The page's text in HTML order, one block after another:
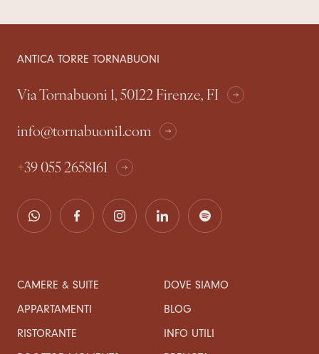
ANTICA TORRE TORNABUONI
Via Tornabuoni 1, 50122 Firenze, FI
info@tornabuoni1.com
+39 055 2658161
CAMERE & SUITE
APPARTAMENTI
RISTORANTE
DOVE SIAMO
BLOG
INFO UTILI